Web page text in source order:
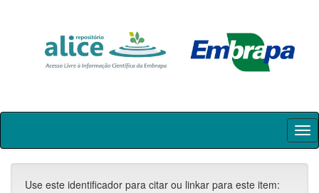
Skip
Use este identificador para citar ou linkar para este item: